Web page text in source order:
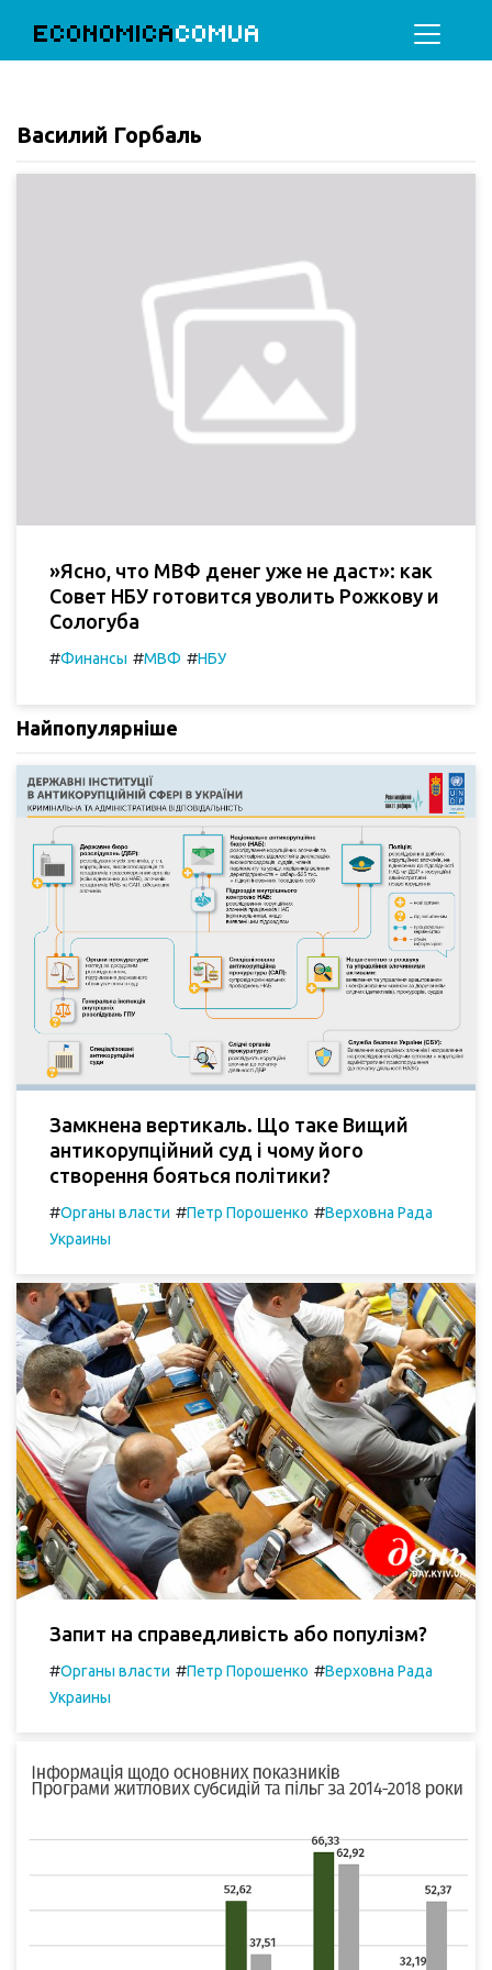
ECONOMICACOMUA
Василий Горбаль
»Ясно, что МВФ денег уже не даст»: как
Совет НБУ готовится уволить Рожкову и
Сологуба
#Финансы #МВФ #НБУ
Найпопулярніше
Замкнена вертикаль. Що таке Вищий
антикорупційний суд і чому його
створення бояться політики?
#Органы власти #Петр Порошенко #Верховна Рада
Украины
Запит на справедливість або популізм?
#Органы власти #Петр Порошенко #Верховна Рада
Украины